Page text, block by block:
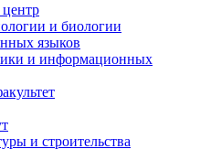
и биологии
языков
и информационных
и строительства